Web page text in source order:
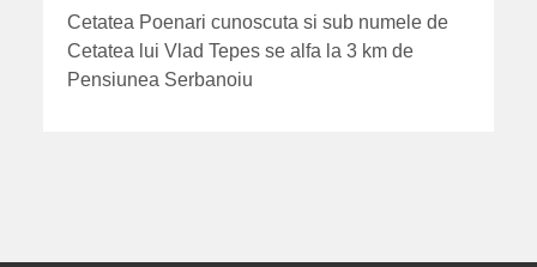
Cetatea Poenari cunoscuta si sub numele de
Cetatea lui Vlad Tepes se alfa la 3 km de
Pensiunea Serbanoiu